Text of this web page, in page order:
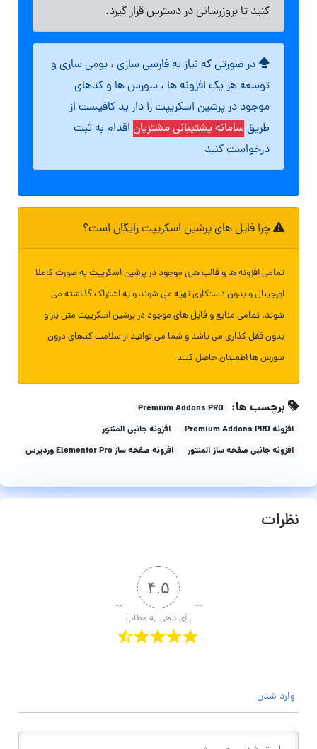
کنید تا بروزرسانی در دسترس قرار گیرد.
در صورتی که نیاز به فارسی سازی ، بومی سازی و
توسعه هر یک افزونه ها ، سورس ها و کدهای
موجود در پرشین اسکریپت را دار ید کافیست از
طریقسامانه پشتیبانی مشتریان اقدام به ثبت
درخواست کنید
چرا فایل های پرشین اسکریپت رایگان است؟
تمامی افزونه ها و قالب های موجود در پرشین اسکریپت به صورت کاملا
اورجینال و بدون دستکاری تهیه می شوند و به اشتراک گذاشته می
شوند. تمامی منابع و فایل های موجود در پرشین اسکریپت متن باز و
بدون قفل گذاری می باشد و شما می توانید از سلامت کدهای درون
سورس ها اطمینان حاصل کنید
برچسب ها:
Premium Addons PRO
افزونه Premium Addons PRO
افزونه جانبی المنتور
افزونه جانبی صفحه ساز المنتور
افزونه صفحه ساز Elementor Pro وردپرس
نظرات
۴.۵
رأی دهی به مطلب
وارد شدن